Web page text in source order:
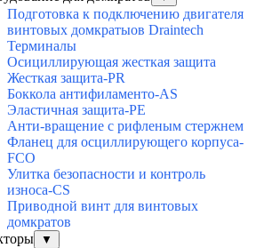
Подготовка к подключению двигателя
винтовых домкратыов Draintech
Терминалы
Осициллирующая жесткая защита
Жесткая защита-PR
Боккола антифиламенто-AS
Эластичная защита-PE
Анти-вращение с рифленым стержнем
Фланец для осциллирующего корпуса-
FCO
Улитка безопасности и контроль
износа-CS
Приводной винт для винтовых
домкратов
▼